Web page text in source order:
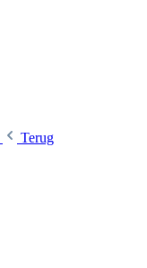
Terug